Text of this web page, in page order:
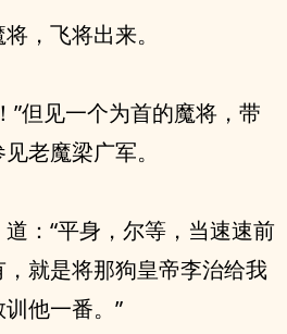
，飞将出来。
”但见一个为首的魔将，带
老魔梁广军。
：“平身，尔等，当速速前
就是将那狗皇帝李治给我
他一番。”